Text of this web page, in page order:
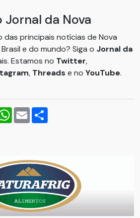
da Nova
principais notícias de Nova
e do mundo? Siga o Jornal da
Estamos no Twitter,
, Threads e no YouTube.
WhatsApp
Email